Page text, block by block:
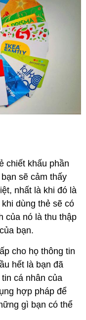
chiết khấu phần
sẽ cảm thấy
nhất là khi đó là
dùng thẻ sẽ có
của nó là thu thập
bạn.
cho họ thông tin
hết là bạn đã
cá nhân của
hợp pháp để
gì bạn có thể